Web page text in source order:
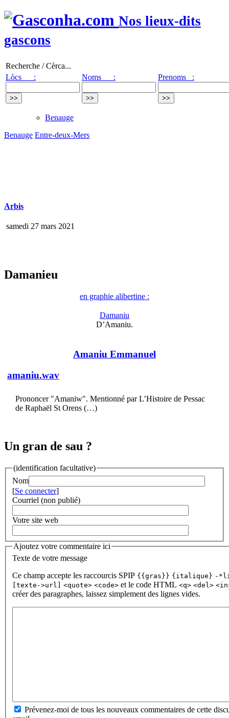
Nos lieux-dits
gascons
Recherche / Cèrca...
Lòcs :
Noms : Prenoms :
Benauge
Benauge Entre-deux-Mers
Arbis
samedi 27 mars 2021
Damanieu
en graphie alibertine :
Damaniu
D’Amaniu.
Amaniu Emmanuel
amaniu.wav
Prononcer "Amaniw". Mentionné par L’Histoire de Pessac
de Raphaël St Orens (…)
Un gran de sau ?
(identification facultative)
Nom
[Se connecter]
Courriel (non publié)
Votre site web
Ajoutez votre commentaire ici
Texte de votre message
Ce champ accepte les raccourcis SPIP {{gras}} {italique} -
[texte->url]
<quote> <code> et le code HTML <q> <del>
créer des paragraphes, laissez simplement des lignes vides.
Prévenez-moi de tous les nouveaux commentaires de cette